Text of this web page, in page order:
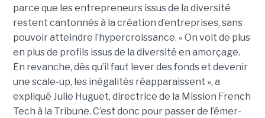
parce que les entre­pre­neurs issus de la diver­sité
restent cantonnés à la créa­tion d’entre­prises, sans
pouvoir atteindre l’hyper­crois­sance. « On voit de plus
en plus de pro­fils issus de la diver­sité en amorçage.
En revanche, dès qu’il faut lever des fonds et deve­nir
une scale-up, les inéga­li­tés réap­pa­raissent », a
expliqué Julie Huguet, directrice de la Mission French
Tech à la Tribune. C’est donc pour passer de l’émer­